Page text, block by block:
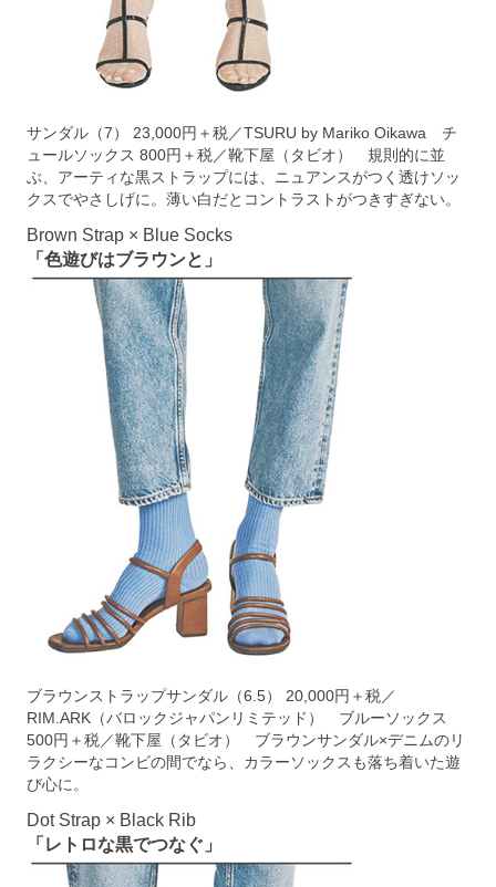
サンダル（7） 23,000円＋税／TSURU by Mariko Oikawa チ
ュールソックス 800円＋税／靴下屋（タビオ） 規則的に並
ぶ、アーティな黒ストラップには、ニュアンスがつく透けソッ
クスでやさしげに。薄い白だとコントラストがつきすぎない。
Brown Strap × Blue Socks
「色遊びはブラウンと」
ブラウンストラップサンダル（6.5） 20,000円＋税／
RIM.ARK（バロックジャパンリミテッド） ブルーソックス
500円＋税／靴下屋（タビオ） ブラウンサンダル×デニムのリ
ラクシーなコンビの間でなら、カラーソックスも落ち着いた遊
び心に。
Dot Strap × Black Rib
「レトロな黒でつなぐ」